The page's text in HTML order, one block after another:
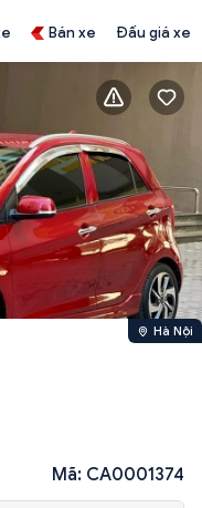
Bán xe Đấu giá xe
Hà Nội
Mã: CA0001374